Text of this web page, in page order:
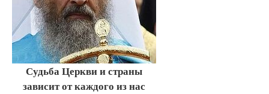
Судьба Церкви и страны
зависит от каждого из нас